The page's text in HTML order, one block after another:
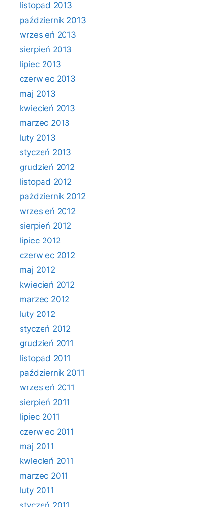
listopad 2013
październik 2013
wrzesień 2013
sierpień 2013
lipiec 2013
czerwiec 2013
maj 2013
kwiecień 2013
marzec 2013
luty 2013
styczeń 2013
grudzień 2012
listopad 2012
październik 2012
wrzesień 2012
sierpień 2012
lipiec 2012
czerwiec 2012
maj 2012
kwiecień 2012
marzec 2012
luty 2012
styczeń 2012
grudzień 2011
listopad 2011
październik 2011
wrzesień 2011
sierpień 2011
lipiec 2011
czerwiec 2011
maj 2011
kwiecień 2011
marzec 2011
luty 2011
styczeń 2011